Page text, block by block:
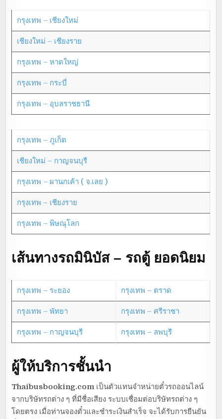
กรุงเทพ – เชียงใหม่
เชียงใหม่ – เชียงราย
กรุงเทพ – หาดใหญ่
กรุงเทพ – กระบี่
กรุงเทพ – อุบลราชธานี
กรุงเทพ – ภูเก็ต
เชียงใหม่ – กาญจนบุรี
กรุงเทพ – ผานกเค้า ( จ.เลย )
กรุงเทพ – เชียงราย
กรุงเทพ – พิษณุโลก
เส้นทางรถมินิบัส – รถตู้ ยอดนิยม
กรุงเทพ – ระยอง กรุงเทพ – ตราด
กรุงเทพ – พัทยา กรุงเทพ – ศรีราชา
กรุงเทพ – กาญจนบุรี กรุงเทพ – ลพบุรี
ผู้ให้บริการชั้นนำ
Thaibusbooking.com เป็นตัวแทนจำหน่ายตั๋วรถออนไลน์
จากบริษัทรถต่าง ๆ ที่มีชื่อเสียง ระบบเชื่อมต่อบริษัทรถต่าง ๆ
โดยตรง เมื่อท่านจองตั๋วและชำระเงินสำเร็จ จะได้รับการยืนยัน